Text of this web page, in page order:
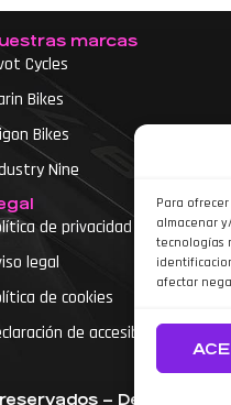
Para
almacenar
tecnologías
afectar
marcas
Cycles
Bikes
Bikes
Nine
de privacidad
legal
de cookies
de accesibilidad
–